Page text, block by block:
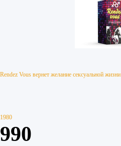
Rendez Vous вернет желание сексуальной жизни
1980
990